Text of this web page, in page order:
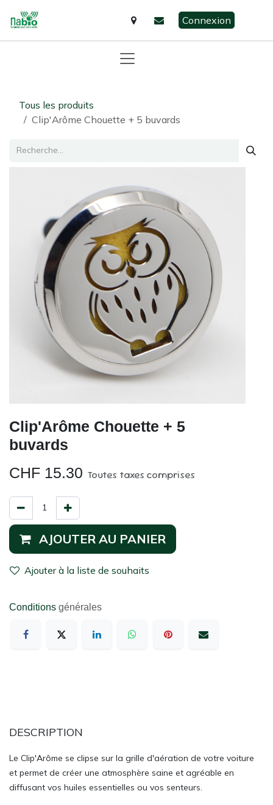
Connexion
Tous les produits
Clip'Arôme Chouette + 5 buvards
Clip'Arôme Chouette + 5
buvards
CHF 15.30 Toutes taxes comprises
AJOUTER AU PANIER
Ajouter à la liste de souhaits
Conditions générales
DESCRIPTION
Le Clip'Arôme se clipse sur la grille d'aération de votre voiture
et permet de créer une atmosphère saine et agréable en
diffusant vos huiles essentielles ou vos senteurs.